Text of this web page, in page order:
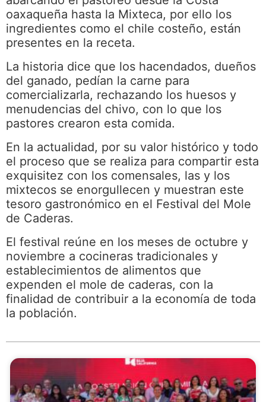
oaxaqueña hasta la Mixteca, por ello los
ingredientes como el chile costeño, están
presentes en la receta.
La historia dice que los hacendados, dueños
del ganado, pedían la carne para
comercializarla, rechazando los huesos y
menudencias del chivo, con lo que los
pastores crearon esta comida.
En la actualidad, por su valor histórico y todo
el proceso que se realiza para compartir esta
exquisitez con los comensales, las y los
mixtecos se enorgullecen y muestran este
tesoro gastronómico en el Festival del Mole
de Caderas.
El festival reúne en los meses de octubre y
noviembre a cocineras tradicionales y
establecimientos de alimentos que
expenden el mole de caderas, con la
finalidad de contribuir a la economía de toda
la población.